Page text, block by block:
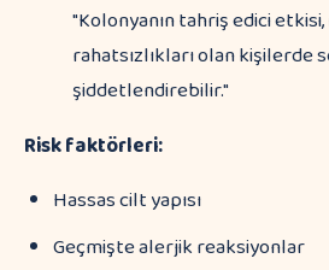
"Kolonyanın tahriş edici
rahatsızlıkları olan kişilerde
şiddetlendirebilir."
Risk faktörleri:
Hassas cilt yapısı
Geçmişte alerjik reaksiyonlar